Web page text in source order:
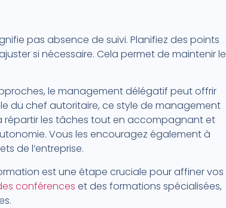
pas absence de suivi. Planifiez des points
si nécessaire. Cela permet de maintenir le
le management délégatif peut offrir
du chef autoritaire, ce style de management
répartir les tâches tout en accompagnant et
Vous les encouragez également à
de l’entreprise.
est une étape cruciale pour affiner vos
conférences et des formations spécialisées,